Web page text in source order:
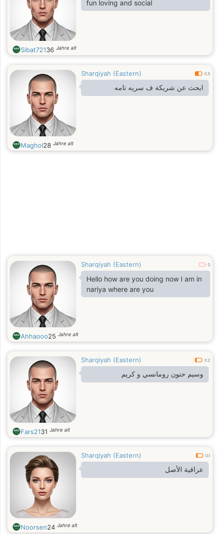
fun loving and social
Sibat72136 Jahre alt
Sharqiyah (Eastern) 0.5
ابحث عن شريكة ف سريه تامه
Maghol28 Jahre alt
Sharqiyah (Eastern) 0
Hello how are you doing now I am in
nariya where are you
Ahhaooo25 Jahre alt
Sharqiyah (Eastern) 0.2
وسيم حنون رومانسي و كريم
Fars2131 Jahre alt
Sharqiyah (Eastern) 0.1
عراقية الأصل
Noorsen24 Jahre alt